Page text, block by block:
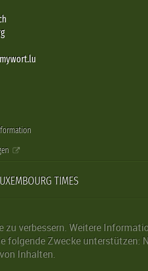
TIMES
verbessern. Weitere
folgende Zwecke unterstützen:
Inhalten.